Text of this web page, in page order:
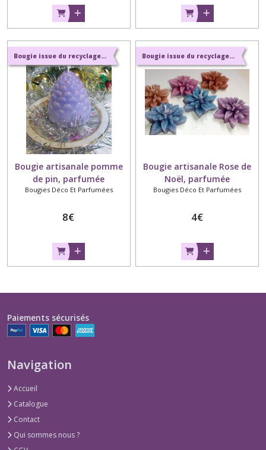
Bougie issue du recyclage et parfums naturels de Grasse
Bougie artisanale pomme
de pin, parfumée
Bougies Déco Et Parfumées
8€
Bougie issue du recyclage et parfums naturels de Grasse
Bougie artisanale Rose de
Noël, parfumée
Bougies Déco Et Parfumées
4€
Paiements sécurisés
Navigation
Accueil
Catalogue
Contact
Qui sommes nous ?